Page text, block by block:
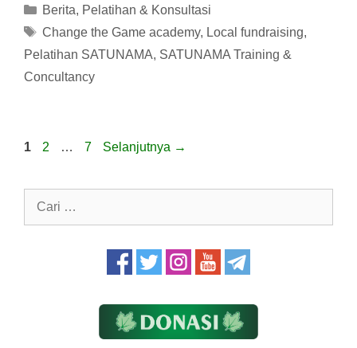
Kategori
Berita, Pelatihan & Konsultasi
Tag
Change the Game academy, Local fundraising,
Pelatihan SATUNAMA, SATUNAMA Training &
Concultancy
Halaman
1 Halaman
2 … Halaman
7 Selanjutnya →
Cari